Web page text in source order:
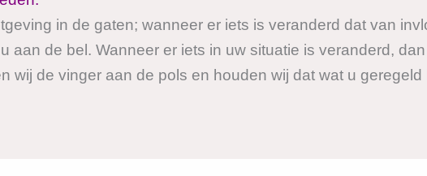
in de gaten; wanneer er iets is veranderd dat van
aan de bel. Wanneer er iets in uw situatie is veranderd,
wij de vinger aan de pols en houden wij dat wat u geregeld